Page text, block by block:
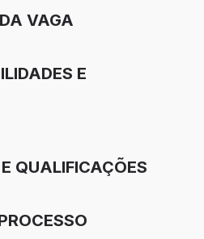
VAGA
E
QUALIFICAÇÕES